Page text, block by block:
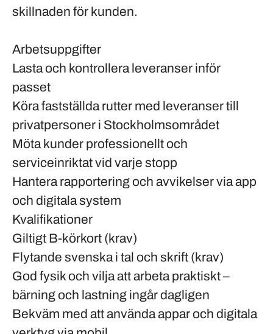
skillnaden för kunden.
Arbetsuppgifter
Lasta och kontrollera leveranser inför
passet
Köra fastställda rutter med leveranser till
privatpersoner i Stockholmsområdet
Möta kunder professionellt och
serviceinriktat vid varje stopp
Hantera rapportering och avvikelser via app
och digitala system
Kvalifikationer
Giltigt B-körkort (krav)
Flytande svenska i tal och skrift (krav)
God fysik och vilja att arbeta praktiskt –
bärning och lastning ingår dagligen
Bekväm med att använda appar och digitala